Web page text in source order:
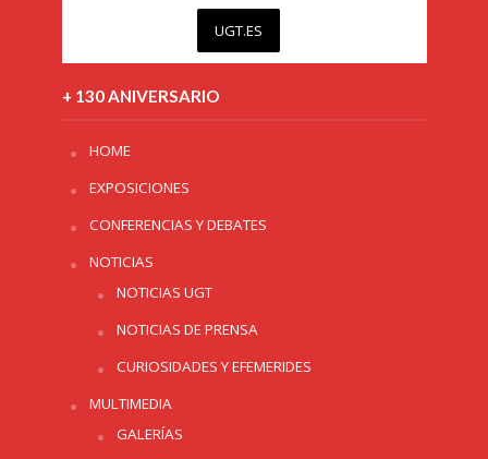
UGT.ES
+ 130 ANIVERSARIO
HOME
EXPOSICIONES
CONFERENCIAS Y DEBATES
NOTICIAS
NOTICIAS UGT
NOTICIAS DE PRENSA
CURIOSIDADES Y EFEMERIDES
MULTIMEDIA
GALERÍAS